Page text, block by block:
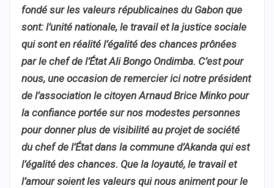
fondé sur les valeurs républicaines du Gabon que
sont: l’unité nationale, le travail et la justice sociale
qui sont en réalité l’égalité des chances prônées
par le chef de l’État Ali Bongo Ondimba. C’est pour
nous, une occasion de remercier ici notre président
de l’association le citoyen Arnaud Brice Minko pour
la confiance portée sur nos modestes personnes
pour donner plus de visibilité au projet de société
du chef de l’État dans la commune d’Akanda qui est
l’égalité des chances. Que la loyauté, le travail et
l’amour soient les valeurs qui nous animent pour le